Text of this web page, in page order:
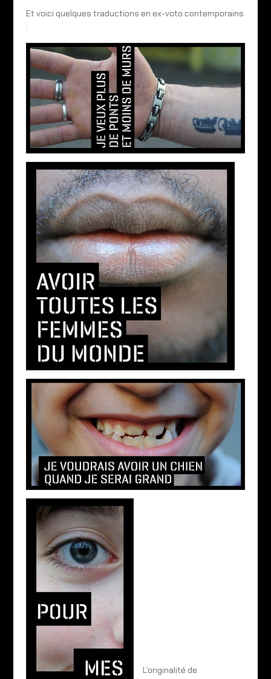
Et voici quelques traductions en ex-voto contemporains
:
L’originalité de